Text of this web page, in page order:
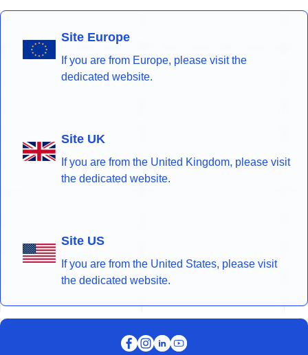
Site Europe
If you are from Europe, please visit the
dedicated website.
Site UK
If you are from the United Kingdom, please visit
the dedicated website.
Site US
If you are from the United States, please visit
the dedicated website.